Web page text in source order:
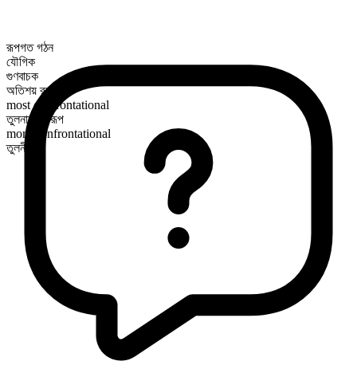
রূপগত গঠন
যৌগিক
গুণবাচক
অতিশয় রূপ
most confrontational
তুলনামূলক রূপ
more confrontational
তুলনীয়